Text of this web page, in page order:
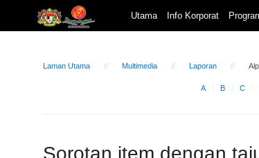
Utama Info Korporat
Laman Utama Multimedia Laporan
A B C
Sorotan item dengan